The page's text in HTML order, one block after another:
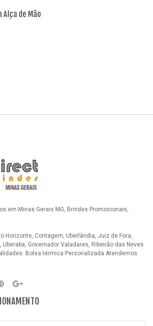
Alça de Mão
em Minas Gerais MG, Brindes Promocionais,
Horizonte, Contagem, Uberlândia, Juiz de Fora,
Governador Valadares, Ribeirão das Neves
Bolsa térmica Personalizada Atendemos